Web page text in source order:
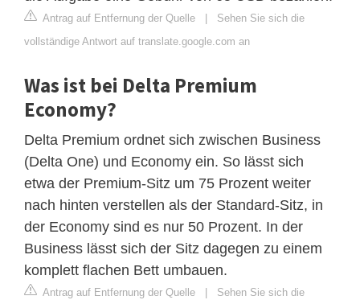
Antrag auf Entfernung der Quelle | Sehen Sie sich die
vollständige Antwort auf translate.google.com an
Was ist bei Delta Premium
Economy?
Delta Premium ordnet sich zwischen Business
(Delta One) und Economy ein. So lässt sich
etwa der Premium-Sitz um 75 Prozent weiter
nach hinten verstellen als der Standard-Sitz, in
der Economy sind es nur 50 Prozent. In der
Business lässt sich der Sitz dagegen zu einem
komplett flachen Bett umbauen.
Antrag auf Entfernung der Quelle | Sehen Sie sich die